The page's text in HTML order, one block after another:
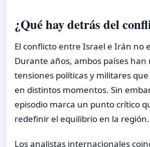
¿Qué hay detrás del
El conflicto entre Israel e Irán no
Durante años, ambos países
tensiones políticas y militares
en distintos momentos. Sin
episodio marca un punto crítico
redefinir el equilibrio en la región.
Los analistas internacionales